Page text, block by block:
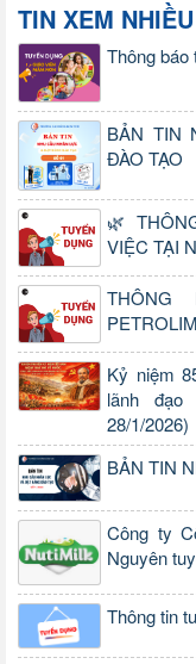
TIN XEM NHIỀU
Thông báo
BẢN TIN
ĐÀO TẠO
🌿
VIỆC TẠI
THÔNG
Kỷ niệm
lãnh đạo
28/1/2026)
BẢN TIN
Công ty
Nguyên
Thông tin